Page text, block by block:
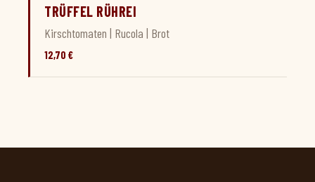
TRÜFFEL RÜHREI
Kirschtomaten | Rucola | Brot
12,70 €